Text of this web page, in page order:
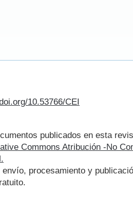
10.53766/CEI
publicados en esta
Commons Atribución -No
envío, procesamiento y